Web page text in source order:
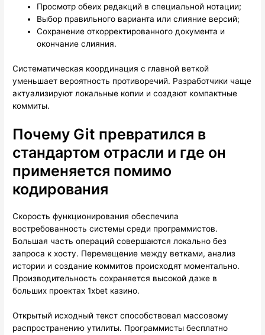
Просмотр обеих редакций в специальной нотации;
Выбор правильного варианта или слияние версий;
Сохранение откорректированного документа и
окончание слияния.
Систематическая координация с главной веткой
уменьшает вероятность противоречий. Разработчики чаще
актуализируют локальные копии и создают компактные
коммиты.
Почему Git превратился в
стандартом отрасли и где он
применяется помимо
кодирования
Скорость функционирования обеспечила
востребованность системы среди программистов.
Большая часть операций совершаются локально без
запроса к хосту. Перемещение между ветками, анализ
истории и создание коммитов происходят моментально.
Производительность сохраняется высокой даже в
больших проектах 1xbet казино.
Открытый исходный текст способствовал массовому
распространению утилиты. Программисты бесплатно